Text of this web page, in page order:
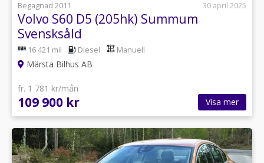
Begagnad 2011
30 april 2025
Volvo S60 D5 (205hk) Summum
Svensksåld
16 421 mil Diesel Manuell
Märsta Bilhus AB
fr. 1 781 kr/mån
109 900 kr Visa mer